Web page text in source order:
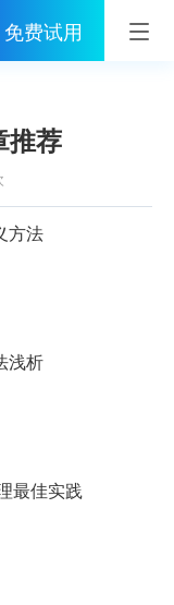
免费试用
推荐
方法
浅析
最佳实践